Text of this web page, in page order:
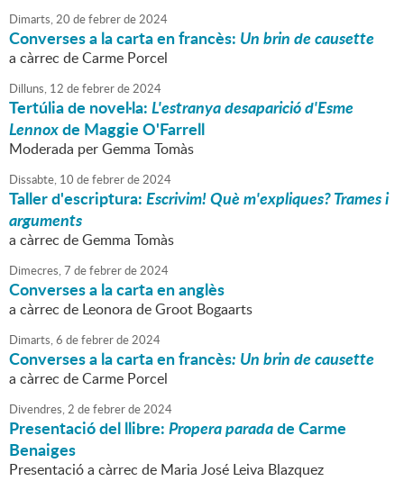
Dimarts,20 defebrerde2024
Converses a la carta en francès: Un brin de causette
a càrrec de Carme Porcel
Dilluns, 12 defebrerde2024
Tertúlia de novel·la:L'estranya desaparició d'Esme
Lennoxde Maggie O'Farrell
Moderada per Gemma Tomàs
Dissabte, 10 defebrerde2024
Taller d'escriptura:Escrivim! Què m'expliques? Trames i
arguments
a càrrec de Gemma Tomàs
Dimecres,7 defebrerde2024
Converses a la carta en anglès
a càrrec de Leonora de Groot Bogaarts
Dimarts,6 defebrerde2024
Converses a la carta en francès: Un brin de causette
a càrrec de Carme Porcel
Divendres,2 defebrerde2024
Presentació del llibre:Propera paradade Carme
Benaiges
Presentació a càrrec de Maria José Leiva Blazquez